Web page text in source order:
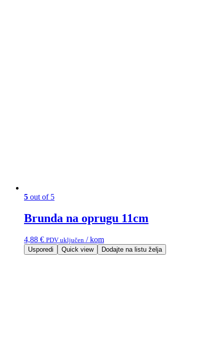
5 out of 5
Brunda na oprugu 11cm
4,88 € PDV uključen / kom
Usporedi Quick view Dodajte na listu želja